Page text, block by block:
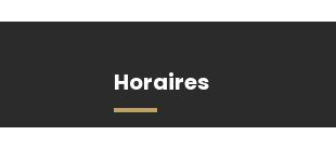
Horaires